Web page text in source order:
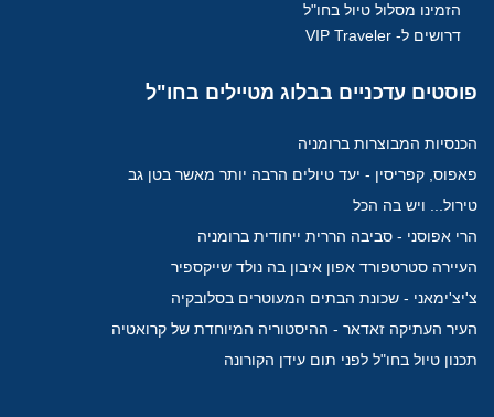
הזמינו מסלול טיול בחו"ל
דרושים ל- VIP Traveler
פוסטים עדכניים בבלוג מטיילים בחו"ל
הכנסיות המבוצרות ברומניה
פאפוס, קפריסין - יעד טיולים הרבה יותר מאשר בטן גב
טירול... ויש בה הכל
הרי אפוסני - סביבה הררית ייחודית ברומניה
העיירה סטרטפורד אפון איבון בה נולד שייקספיר
צ'יצ'ימאני - שכונת הבתים המעוטרים בסלובקיה
העיר העתיקה זאדאר - ההיסטוריה המיוחדת של קרואטיה
תכנון טיול בחו"ל לפני תום עידן הקורונה